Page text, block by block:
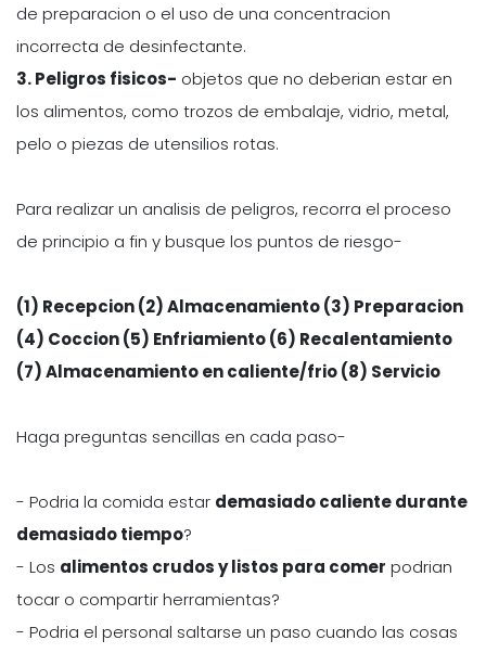
de preparacion o el uso de una concentracion
incorrecta de desinfectante.
3. Peligros fisicos- objetos que no deberian estar en
los alimentos, como trozos de embalaje, vidrio, metal,
pelo o piezas de utensilios rotas.
Para realizar un analisis de peligros, recorra el proceso
de principio a fin y busque los puntos de riesgo-
(1) Recepcion (2) Almacenamiento (3) Preparacion
(4) Coccion (5) Enfriamiento (6) Recalentamiento
(7) Almacenamiento en caliente/frio (8) Servicio
Haga preguntas sencillas en cada paso-
- Podria la comida estar demasiado caliente durante
demasiado tiempo?
- Los alimentos crudos y listos para comer podrian
tocar o compartir herramientas?
- Podria el personal saltarse un paso cuando las cosas